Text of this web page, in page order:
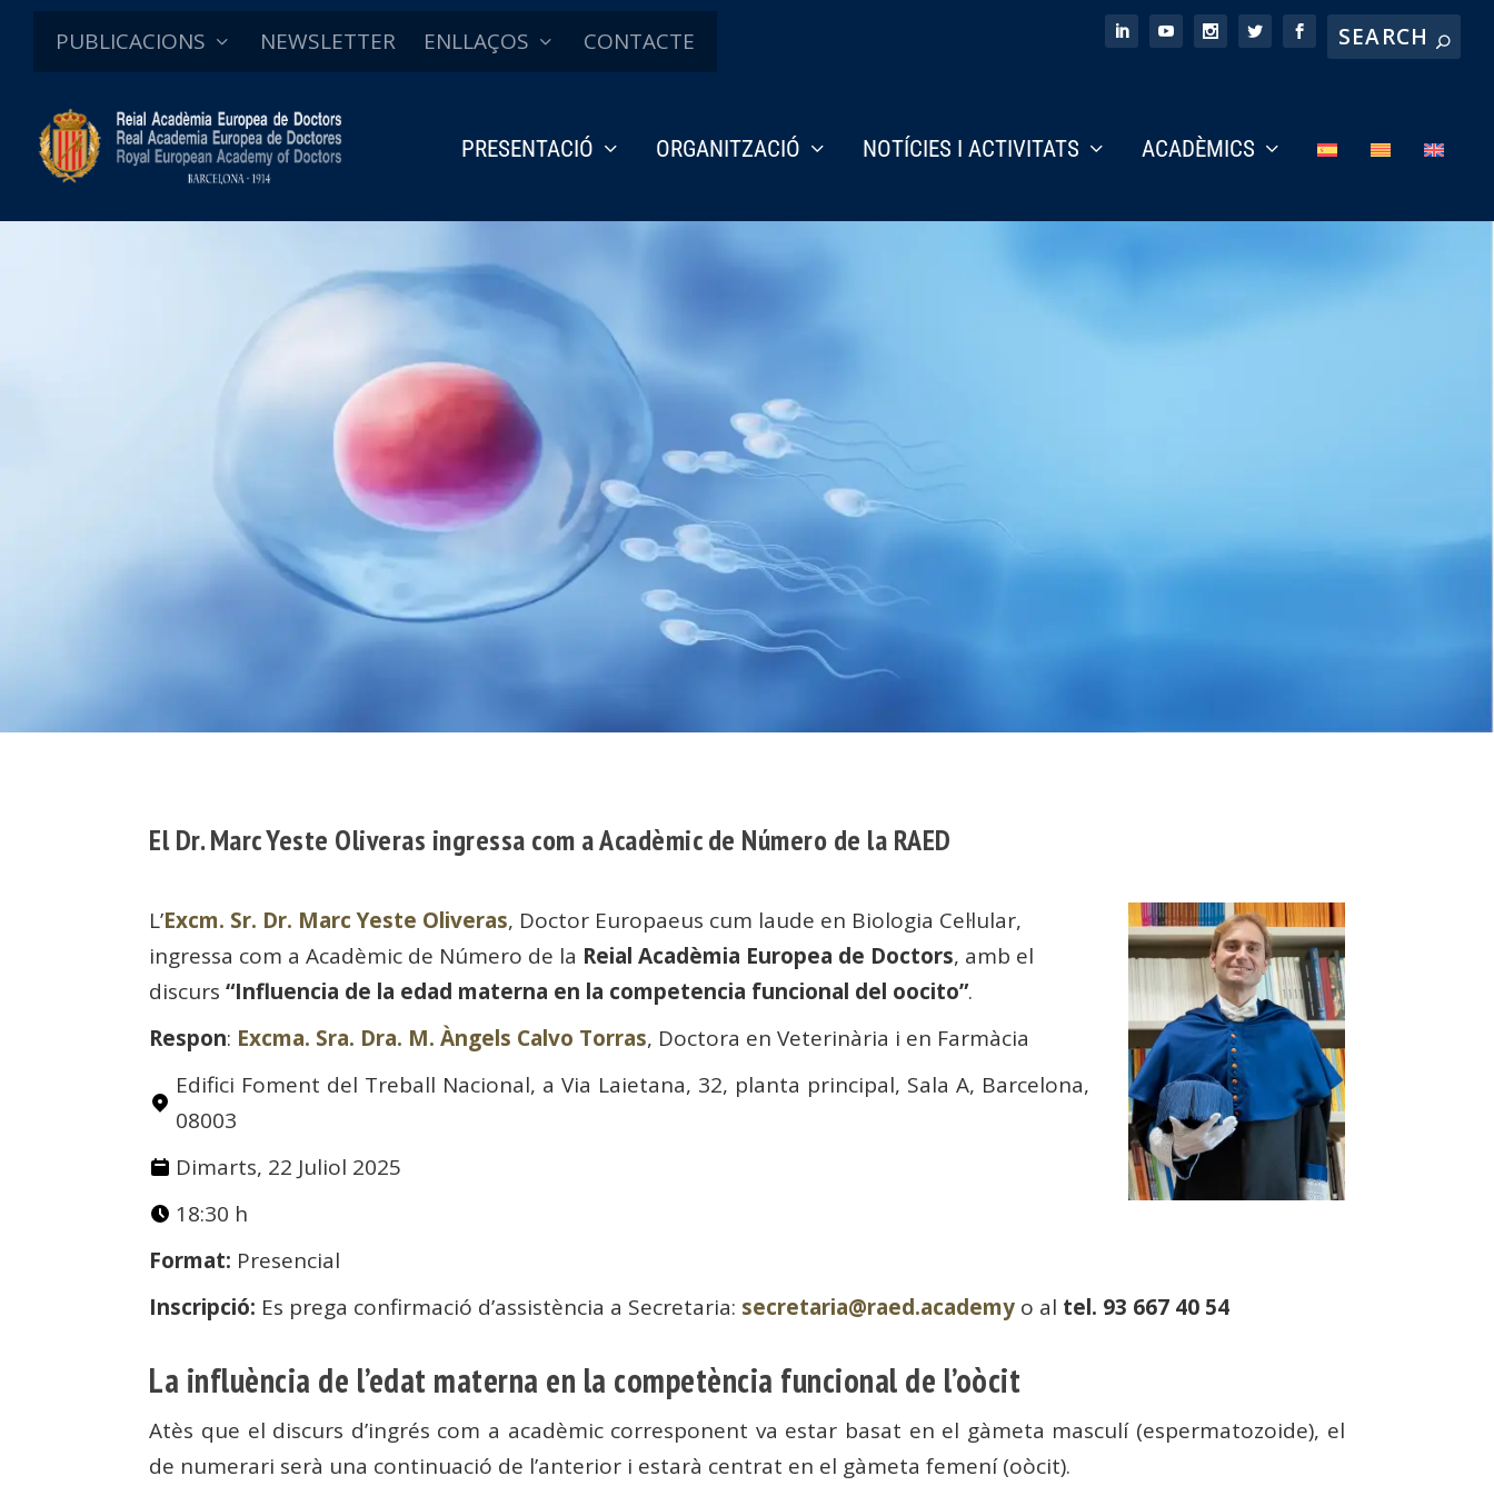
PUBLICACIONS NEWSLETTER ENLLAÇOS CONTACTE
PRESENTACIÓ ORGANITZACIÓ NOTÍCIES I ACTIVITATS ACADÈMICS
El Dr. Marc Yeste Oliveras ingressa com a Acadèmic de Número de la RAED
L’Excm. Sr. Dr. Marc Yeste Oliveras, Doctor Europaeus cum laude en Biologia Cel·lular,
ingressa com a Acadèmic de Número de la Reial Acadèmia Europea de Doctors, amb el
discurs “Influencia de la edad materna en la competencia funcional del oocito”.
Respon: Excma. Sra. Dra. M. Àngels Calvo Torras, Doctora en Veterinària i en Farmàcia
Edifici Foment del Treball Nacional, a Via Laietana, 32, planta principal, Sala A, Barcelona,
08003
Dimarts, 22 Juliol 2025
18:30 h
Format: Presencial
Inscripció: Es prega confirmació d’assistència a Secretaria: secretaria@raed.academy o al tel. 93 667 40 54
La influència de l’edat materna en la competència funcional de l’oòcit
Atès que el discurs d’ingrés com a acadèmic corresponent va estar basat en el gàmeta masculí (espermatozoide), el
de numerari serà una continuació de l’anterior i estarà centrat en el gàmeta femení (oòcit).